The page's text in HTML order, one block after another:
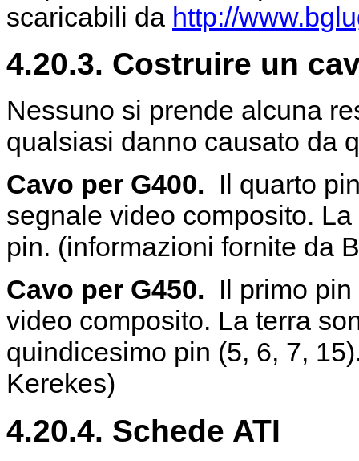
scaricabili da http://
4.20.3. Costruire un
Nessuno si prende alcuna
qualsiasi danno causato da
Cavo per G400. Il quarto
segnale video composito.
pin. (informazioni fornite da
Cavo per G450. Il primo
video composito. La terra
quindicesimo pin (5, 6, 7,
Kerekes)
4.20.4. Schede ATI